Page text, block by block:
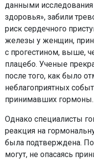
данными
здоровья», забили
риск сердечного
железы у женщин,
с прогестином, выше,
плацебо. Ученые
после того, как было
неблагоприятных
принимавших гормоны.
Однако специалисты
реакция на
была подтверждена.
могут, не опасаясь